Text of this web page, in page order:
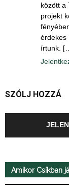
között a
projekt
érdekes
írtunk.
SZÓLJ HOZZÁ
Amikor Csíkban